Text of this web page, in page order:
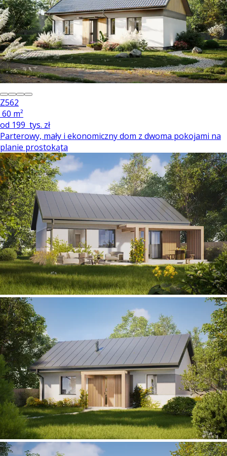
Z562
60 m²
od 199 tys. zł
Parterowy, mały i ekonomiczny dom z dwoma pokojami na
planie prostokąta